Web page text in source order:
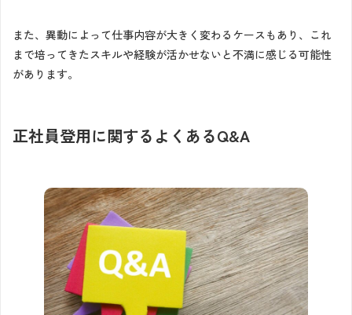
また、異動によって仕事内容が大きく変わるケースもあり、これ
まで培ってきたスキルや経験が活かせないと不満に感じる可能性
があります。
正社員登用に関するよくあるQ&A